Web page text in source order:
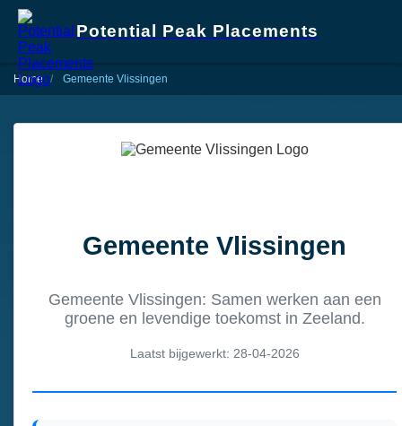
Potential Peak Placements
Home Gemeente Vlissingen
Gemeente Vlissingen
Gemeente Vlissingen: Samen werken aan een
groene en levendige toekomst in Zeeland.
Laatst bijgewerkt: 28-04-2026